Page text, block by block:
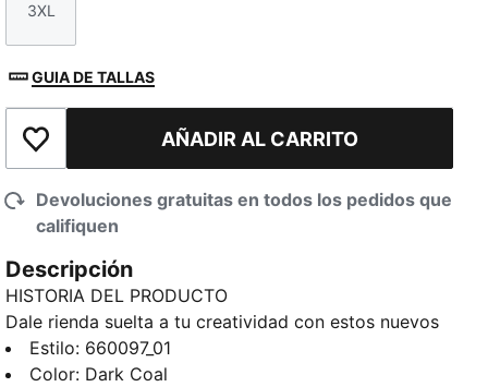
Talla
3XL
GUIA DE TALLAS
Añadir a la lista de deseosAÑADIR AL CARRITO
Devoluciones gratuitas en todos los pedidos que
califiquen
Descripción
HISTORIA DEL PRODUCTO
Dale rienda suelta a tu creatividad con estos nuevos
shorts PUMA. La nueva colección NJR recibe un
toque de frescura con el aporte de Melo, desde el
Estilo: 660097_01
Color: Dark Coal